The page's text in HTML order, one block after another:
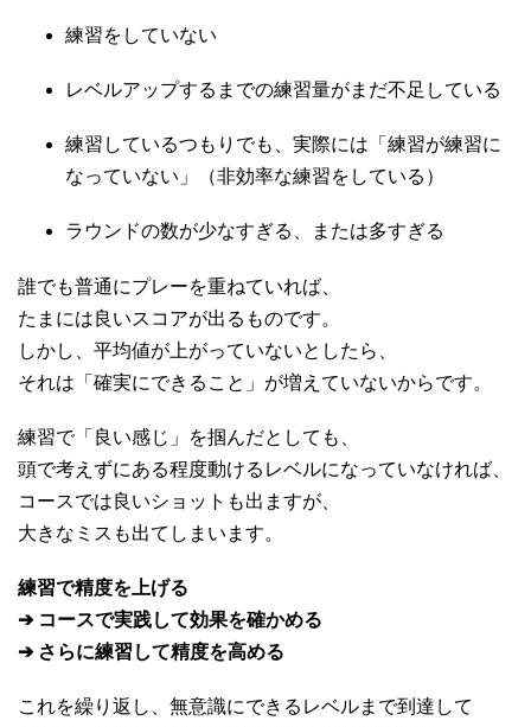
練習をしていない
レベルアップするまでの練習量がまだ不足している
練習しているつもりでも、実際には「練習が練習に
なっていない」（非効率な練習をしている）
ラウンドの数が少なすぎる、または多すぎる
誰でも普通にプレーを重ねていれば、
たまには良いスコアが出るものです。
しかし、平均値が上がっていないとしたら、
それは「確実にできること」が増えていないからです。
練習で「良い感じ」を掴んだとしても、
頭で考えずにある程度動けるレベルになっていなければ、
コースでは良いショットも出ますが、
大きなミスも出てしまいます。
練習で精度を上げる
➔ コースで実践して効果を確かめる
➔ さらに練習して精度を高める
これを繰り返し、無意識にできるレベルまで到達して